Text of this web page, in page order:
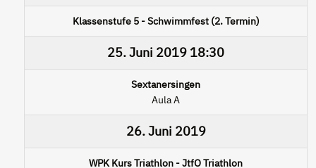
Klassenstufe 5 - Schwimmfest (2. Termin)
25. Juni 2019 18:30
Sextanersingen
Aula A
26. Juni 2019
WPK Kurs Triathlon - JtfO Triathlon